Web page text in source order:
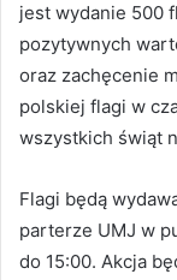
jest wydanie 500
pozytywnych
oraz zachęcenie
polskiej flagi w
wszystkich świąt
Flagi będą
parterze UMJ w
do 15:00. Akcja